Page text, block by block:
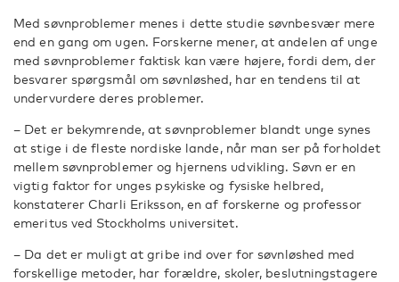
Med søvnproblemer menes i dette studie søvnbesvær mere
end en gang om ugen. Forskerne mener, at andelen af unge
med søvnproblemer faktisk kan være højere, fordi dem, der
besvarer spørgsmål om søvnløshed, har en tendens til at
undervurdere deres problemer.
– Det er bekymrende, at søvnproblemer blandt unge synes
at stige i de fleste nordiske lande, når man ser på forholdet
mellem søvnproblemer og hjernens udvikling. Søvn er en
vigtig faktor for unges psykiske og fysiske helbred,
konstaterer Charli Eriksson, en af forskerne og professor
emeritus ved Stockholms universitet.
– Da det er muligt at gribe ind over for søvnløshed med
forskellige metoder, har forældre, skoler, beslutningstagere